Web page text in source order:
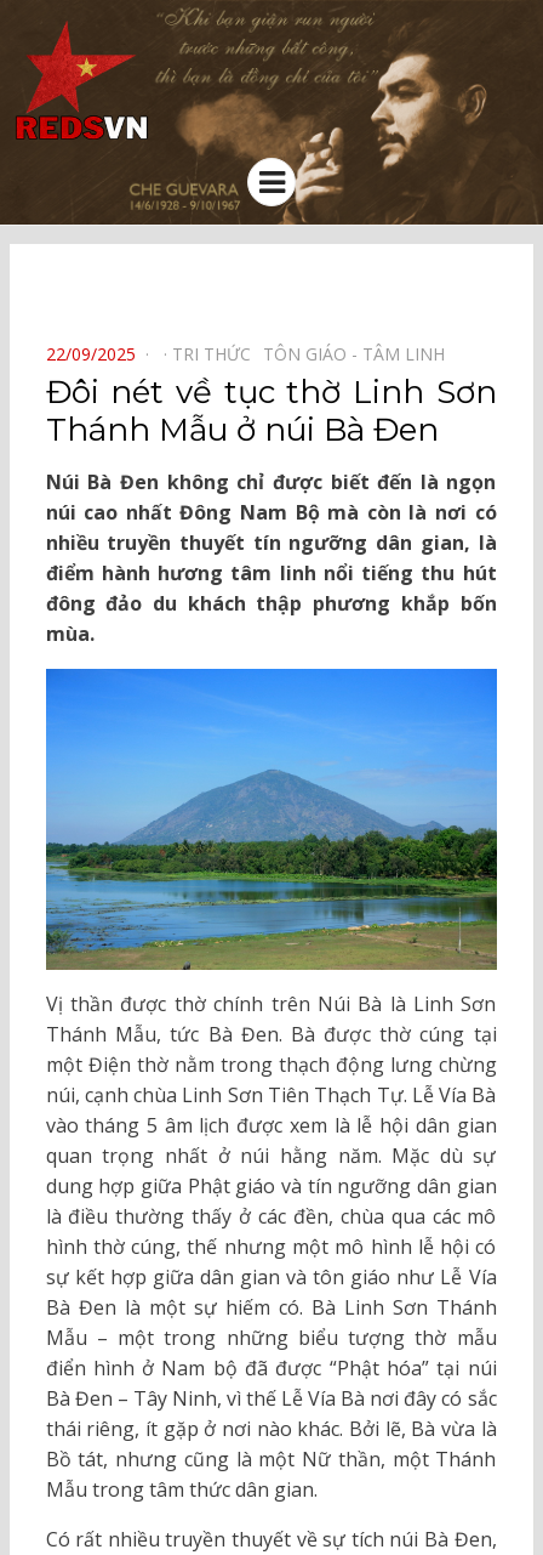
Kênh chia sẻ tri thức cộng đồng
Menu
POSTED
ON
22/09/2025 TRI THỨC⠀ TÔN GIÁO - TÂM LINH⠀
Đôi nét về tục thờ Linh Sơn
Thánh Mẫu ở núi Bà Đen
Núi Bà Đen không chỉ được biết đến là ngọn
núi cao nhất Đông Nam Bộ mà còn là nơi có
nhiều truyền thuyết tín ngưỡng dân gian, là
điểm hành hương tâm linh nổi tiếng thu hút
đông đảo du khách thập phương khắp bốn
mùa.
Vị thần được thờ chính trên Núi Bà là Linh Sơn
Thánh Mẫu, tức Bà Đen. Bà được thờ cúng tại
một Điện thờ nằm trong thạch động lưng chừng
núi, cạnh chùa Linh Sơn Tiên Thạch Tự. Lễ Vía Bà
vào tháng 5 âm lịch được xem là lễ hội dân gian
quan trọng nhất ở núi hằng năm. Mặc dù sự
dung hợp giữa Phật giáo và tín ngưỡng dân gian
là điều thường thấy ở các đền, chùa qua các mô
hình thờ cúng, thế nhưng một mô hình lễ hội có
sự kết hợp giữa dân gian và tôn giáo như Lễ Vía
Bà Đen là một sự hiếm có. Bà Linh Sơn Thánh
Mẫu – một trong những biểu tượng thờ mẫu
điển hình ở Nam bộ đã được “Phật hóa” tại núi
Bà Đen – Tây Ninh, vì thế Lễ Vía Bà nơi đây có sắc
thái riêng, ít gặp ở nơi nào khác. Bởi lẽ, Bà vừa là
Bồ tát, nhưng cũng là một Nữ thần, một Thánh
Mẫu trong tâm thức dân gian.
Có rất nhiều truyền thuyết về sự tích núi Bà Đen,